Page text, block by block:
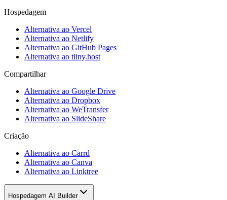
Hospedagem
Alternativa ao Vercel
Alternativa ao Netlify
Alternativa ao GitHub Pages
Alternativa ao tiiny.host
Compartilhar
Alternativa ao Google Drive
Alternativa ao Dropbox
Alternativa ao WeTransfer
Alternativa ao SlideShare
Criação
Alternativa ao Carrd
Alternativa ao Canva
Alternativa ao Linktree
Hospedagem AI Builder